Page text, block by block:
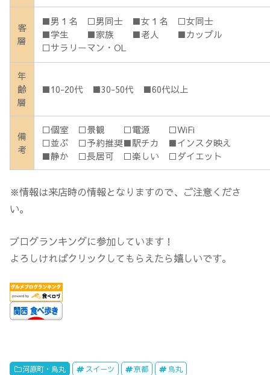
客
層
■男１名 □男同士 ■女１名 □女同士
■学生 ■家族 ■老人 ■カップル
□サラリーマン・OL
年
齢
層
■10-20代 ■30-50代 ■60代以上
備
考
□個室 □景観 □電源 □WiFi
□並ぶ □予約推奨■駅チカ ■インスタ映え
■静か □長居可 □楽しい □ダイエット
※情報は来店時の情報となりますので、ご注意くださ
い。
ブログランキングに参加しています！
よろしければクリックしてもらえたら嬉しいです。
河原町・烏丸 スイーツ 京都 烏丸